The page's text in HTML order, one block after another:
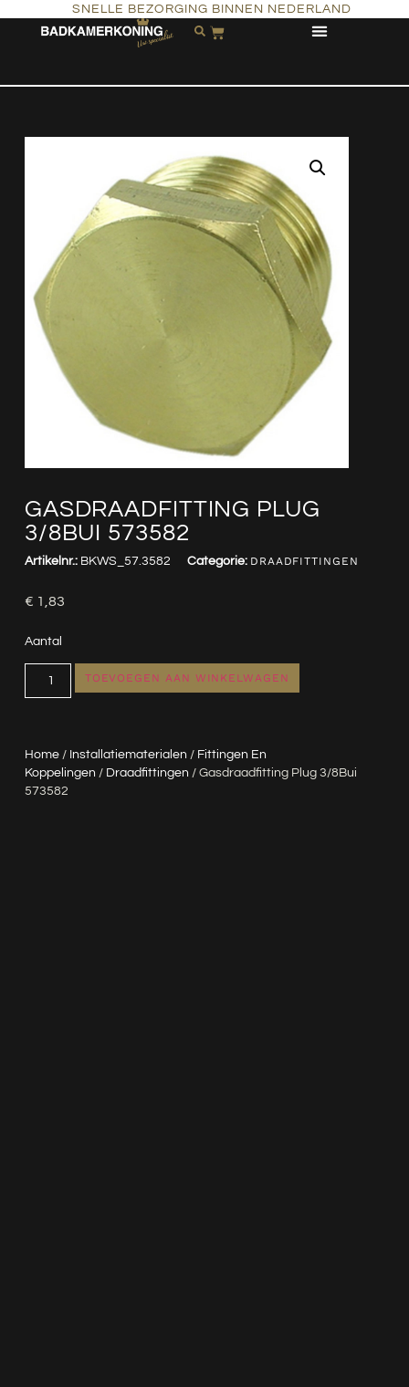
SNELLE BEZORGING BINNEN NEDERLAND
GASDRAADFITTING PLUG
3/8BUI 573582
Home/ Installatiematerialen / Fittingen En
Koppelingen / Draadfittingen / Gasdraadfitting Plug 3/8Bui
573582
Artikelnr.: BKWS_57.3582 Categorie: DRAADFITTINGEN
€ 1,83
Aantal
TOEVOEGEN AAN WINKELWAGEN